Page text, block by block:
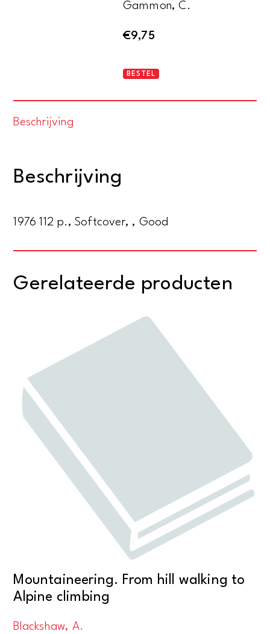
Gammon, C.
€9,75
Angling
BESTEL
Beschrijving
Beschrijving
1976 112 p., Softcover, , Good
Gerelateerde producten
Mountaineering. From hill walking to
Alpine climbing
Blackshaw, A.